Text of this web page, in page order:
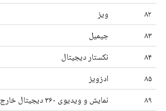
۸۲ ویز
۸۳ جیمیل
۸۴ نکستار دیجیتال
۸۵ ادزویز
۸۹ نمایش و ویدیوی ۳۶۰ دیجیتال خارج از خانه